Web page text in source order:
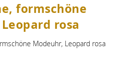
formschöne
rosa
Modeuhr, Leopard rosa